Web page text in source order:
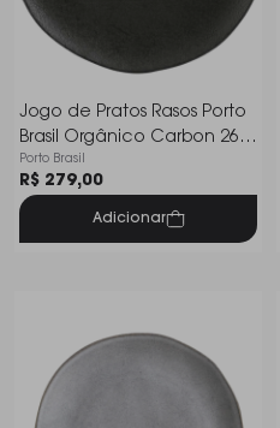
Jogo de Pratos Rasos Porto
Brasil Orgânico Carbon 26,5
Cm - 6 Peças
Porto Brasil
R$ 279,00
Adicionar